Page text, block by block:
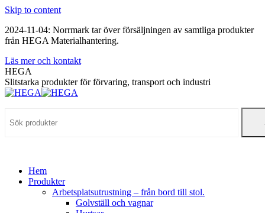
Skip to content
2024-11-04: Norrmark tar över försäljningen av samtliga produkter
från HEGA Materialhantering.
Läs mer och kontakt
HEGA
Slitstarka produkter för förvaring, transport och industri
Hem
Produkter
Arbetsplatsutrustning – från bord till stol.
Golvställ och vagnar